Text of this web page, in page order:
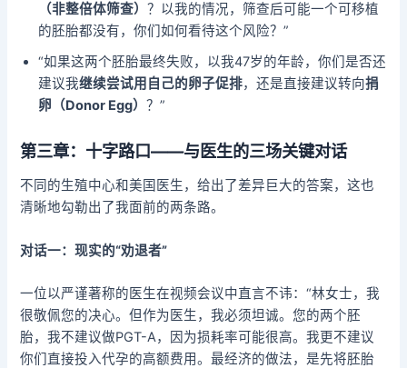
（非整倍体筛查）？以我的情况，筛查后可能一个可移植
的胚胎都没有，你们如何看待这个风险？”
“如果这两个胚胎最终失败，以我47岁的年龄，你们是否还
建议我继续尝试用自己的卵子促排，还是直接建议转向捐
卵（Donor Egg）？”
第三章：十字路口——与医生的三场关键对话
不同的生殖中心和美国医生，给出了差异巨大的答案，这也
清晰地勾勒出了我面前的两条路。
对话一：现实的“劝退者”
一位以严谨著称的医生在视频会议中直言不讳：“林女士，我
很敬佩您的决心。但作为医生，我必须坦诚。您的两个胚
胎，我不建议做PGT-A，因为损耗率可能很高。我更不建议
你们直接投入代孕的高额费用。最经济的做法，是先将胚胎